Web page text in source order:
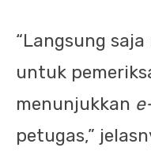
“Langsung
untuk
menunjukkan
petugas,”